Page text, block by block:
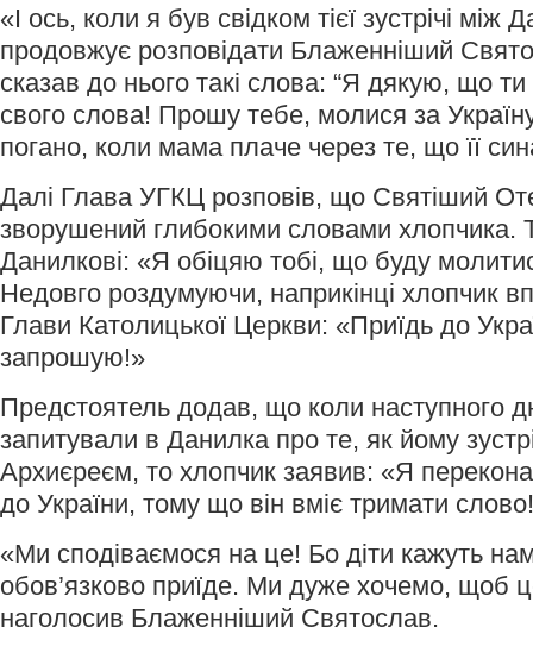
«І ось, коли я був свідком тієї зустрічі
продовжує розповідати Блаженніший
сказав до нього такі слова: “Я дякую, що
свого слова! Прошу тебе, молися за
погано, коли мама плаче через те, що її
Далі Глава УГКЦ розповів, що Святіший
зворушений глибокими словами хлопчика.
Данилкові: «Я обіцяю тобі, що буду
Недовго роздумуючи, наприкінці хлопчик
Глави Католицької Церкви: «Приїдь до
запрошую!»
Предстоятель додав, що коли наступного
запитували в Данилка про те, як йому
Архиєреєм, то хлопчик заявив: «Я
до України, тому що він вміє тримати
«Ми сподіваємося на це! Бо діти кажуть
обов’язково приїде. Ми дуже хочемо, щоб
наголосив Блаженніший Святослав.